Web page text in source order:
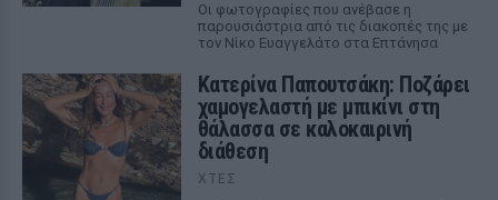
Οι φωτογραφίες που ανέβασε η
παρουσιάστρια από τις διακοπές της με
τον Νίκο Ευαγγελάτο στα Επτάνησα
Κατερίνα Παπουτσάκη: Ποζάρει
χαμογελαστή με μπικίνι στη
θάλασσα σε καλοκαιρινή
διάθεση
ΧΤΕΣ